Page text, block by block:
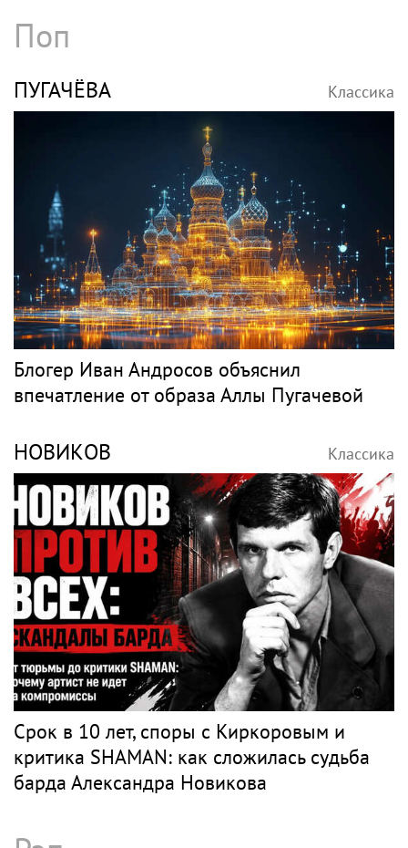
Поп
ПУГАЧЁВА Классика
Блогер Иван Андросов объяснил
впечатление от образа Аллы Пугачевой
НОВИКОВ Классика
Срок в 10 лет, споры с Киркоровым и
критика SHAMAN: как сложилась судьба
барда Александра Новикова